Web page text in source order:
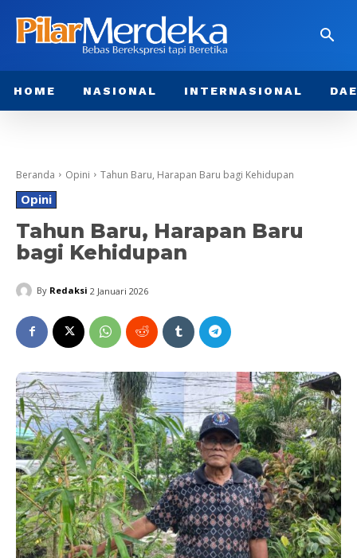
HOME NASIONAL INTERNASIONAL
Beranda Opini Tahun Baru, Harapan Baru bagi Kehidupan
Opini
Tahun Baru, Harapan Baru
bagi Kehidupan
By Redaksi 2 Januari 2026